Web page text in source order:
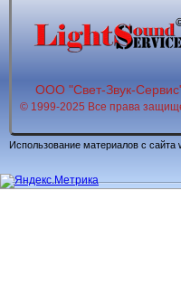
ООО "Свет-Звук-
© 1999-2025 Все права
Использование материалов с